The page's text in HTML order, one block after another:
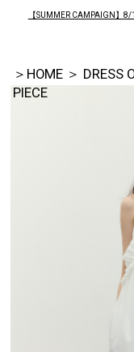
【SUMMER CAMPAIGN】
＞ HOME ＞ DRESS
PIECE